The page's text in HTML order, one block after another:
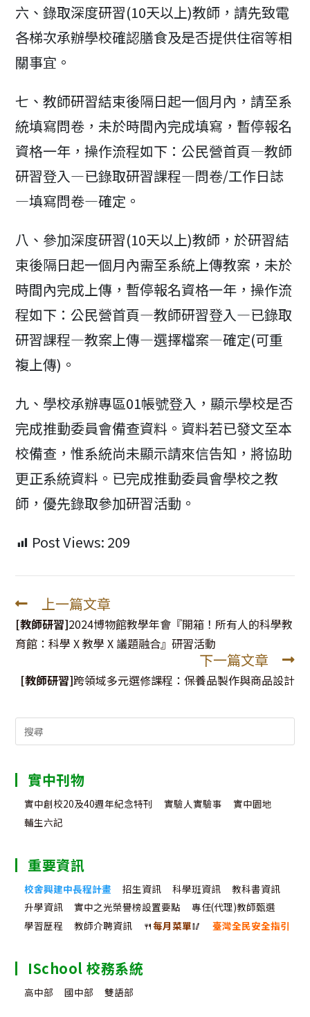
六、錄取深度研習(10天以上)教師，請先致電
各梯次承辦學校確認膳食及是否提供住宿等相
關事宜。
七、教師研習結束後隔日起一個月內，請至系
統填寫問卷，未於時間內完成填寫，暫停報名
資格一年，操作流程如下：公民營首頁—教師
研習登入—已錄取研習課程—問卷/工作日誌
—填寫問卷—確定。
八、參加深度研習(10天以上)教師，於研習結
束後隔日起一個月內需至系統上傳教案，未於
時間內完成上傳，暫停報名資格一年，操作流
程如下：公民營首頁—教師研習登入—已錄取
研習課程—教案上傳—選擇檔案—確定(可重
複上傳)。
九、學校承辦專區01帳號登入，顯示學校是否
完成推動委員會備查資料。資料若已發文至本
校備查，惟系統尚未顯示請來信告知，將協助
更正系統資料。已完成推動委員會學校之教
師，優先錄取參加研習活動。
Post Views: 209
Read
more
articles
上一篇文章
[教師研習]2024博物館教學年會『開箱！所有人的科學教
育館：科學 X 教學 X 議題融合』研習活動
下一篇文章
[教師研習]跨領域多元選修課程：保養品製作與商品設計
Search
for:
實中刊物
實中創校20及40週年紀念特刊 實驗人實驗事
實中園地
輔生六記
重要資訊
校舍興建中長程計畫 招生資訊 科學班資訊
教科書資訊
升學資訊
實中之光榮譽榜設置要點
專任(代理)教師甄選
學習歷程
教師介聘資訊 🍴每月菜單🥢 臺灣全民安全指引
ISchool 校務系統
高中部 國中部 雙語部